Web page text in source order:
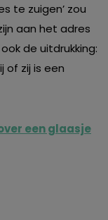
te zuigen’ zou
aan het adres
de uitdrukking:
of zij is een
een glaasje